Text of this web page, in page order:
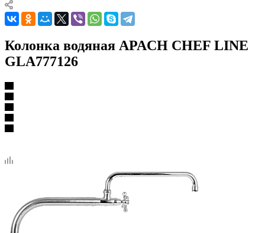
Колонка водяная APACH CHEF LINE
GLA777126